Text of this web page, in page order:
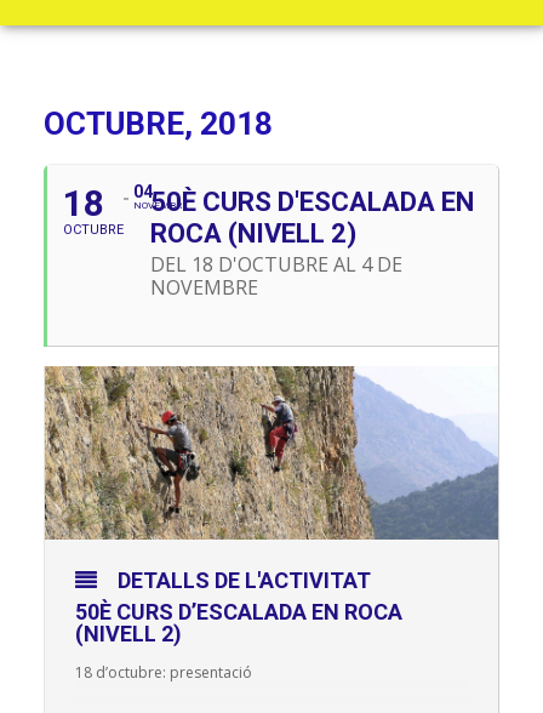
OCTUBRE, 2018
18
OCTUBRE
04
NOVEMBRE
50È CURS D'ESCALADA EN
ROCA (NIVELL 2)
DEL 18 D'OCTUBRE AL 4 DE
NOVEMBRE
DETALLS DE L'ACTIVITAT
50È CURS D’ESCALADA EN ROCA
(NIVELL 2)
18 d’octubre: presentació